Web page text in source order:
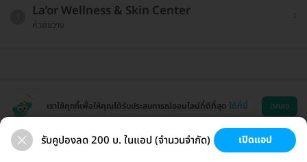
La’or Wellness & Skin Center
ห้วยขวาง
สุขภาพ ช่วยเหลือ โหลดแอพ
เราใช้คุกกี้เพื่อให้คุณได้รับประสบการณ์ออนไลน์ที่ดีที่สุด ได้ที่นี่ ตกลง
รับคูปองลด 200 บ. ในแอป (จำนวนจำกัด) เปิดแอป